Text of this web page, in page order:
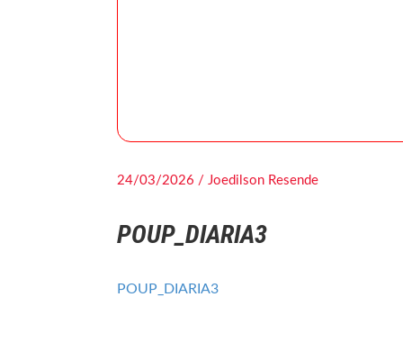
24/03/2026 / Joedilson Resende
POUP_DIARIA3
POUP_DIARIA3